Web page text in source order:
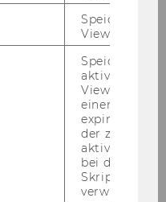
Maria (1931-2013),
Guido (1932-
der
Bankverein i. R.
Präsident der
Nationalbank
Speichert
Viewport-
Speichert die
aktiven
Viewports.
einen
der zur
aktiver
bei der
verwendet